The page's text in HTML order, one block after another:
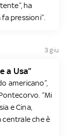
ha
pressioni”.
3 giu
a Usa”
americano”,
“Mi
e Cina,
centrale che è